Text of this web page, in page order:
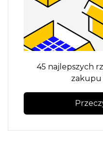
45 najlepszych
zakupu